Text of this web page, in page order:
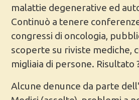
malattie degenerative ed
Continuò a tenere
congressi di oncologia,
scoperte su riviste mediche,
migliaia di persone. Risultato
Alcune denunce da parte